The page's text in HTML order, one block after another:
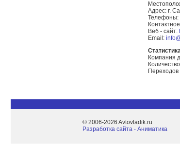
Адрес: г.
Телефоны:
Веб - сайт:
Email:
Компания
Переходов
© 2006-2026 Avtovladik.ru
Разработка сайта - Aниматика